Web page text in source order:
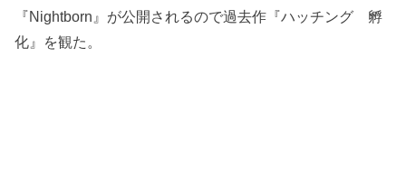
『Nightborn』が公開されるので過去作『ハッチング 孵
化』を観た。